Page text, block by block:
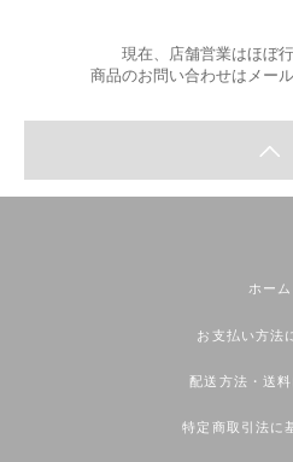
現在、店舗営業はほぼ
商品のお問い合わせはメー
ホーム
お支払い方法
配送方法・送
特定商取引法に